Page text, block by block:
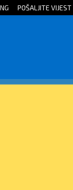
POŠALJITE VIJEST